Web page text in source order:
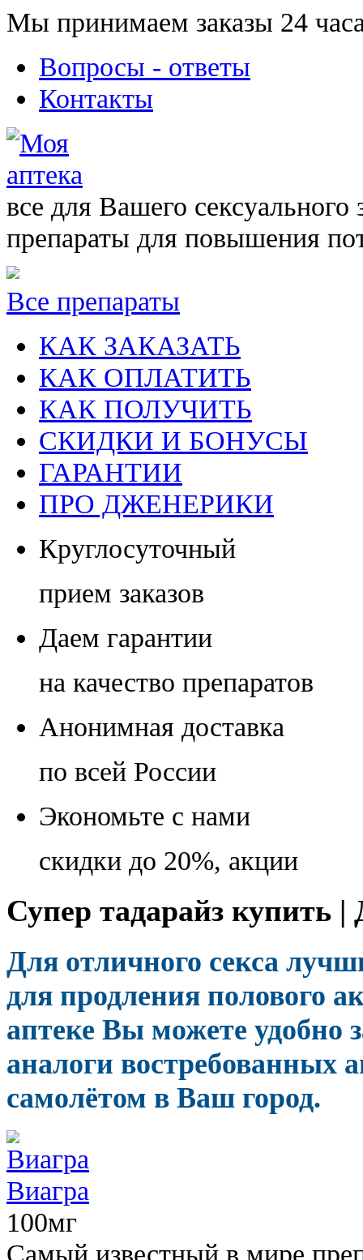
Мы принимаем заказы 24
Вопросы - ответы
Контакты
все для Вашего сексуального
препараты для повышения
Все препараты
КАК ЗАКАЗАТЬ
КАК ОПЛАТИТЬ
КАК ПОЛУЧИТЬ
СКИДКИ И БОНУСЫ
ГАРАНТИИ
ПРО ДЖЕНЕРИКИ
Круглосуточный
прием заказов
Даем гарантии
на качество препаратов
Анонимная доставка
по всей России
Экономьте с нами
скидки до 20%, акции
Супер тадарайз купить |
Для отличного секса
для продления полового
аптеке Вы можете удобно
аналоги востребованных
самолётом в Ваш город.
Виагра
100мг
Самый известный в мире